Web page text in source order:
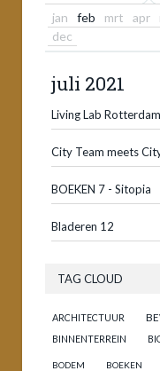
jan feb mrt apr
dec
juli 2021
Living Lab
City Team meets
BOEKEN 7 - Sitopia
Bladeren 12
TAG CLOUD
ARCHITECTUUR
BINNENTERREIN
BODEM BOEKEN